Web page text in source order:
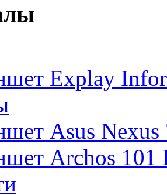
Explay
Asus Nexus
Archos 101